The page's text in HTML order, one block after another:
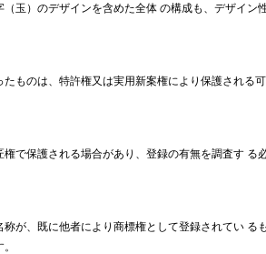
玉）のデザインを含めた全体 の構成も、デザイン
ものは、特許権又は実用新案権により保護される
で保護される場合があり、登録の有無を調査す る
が、既に他者により商標権として登録されてい る